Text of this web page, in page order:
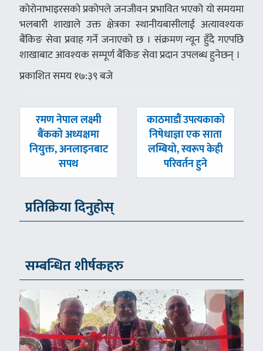
कोरोनाभाइरसको प्रकोपले जनजीवन प्रभावित भएको यो समयमा
भलबारी शाखाले उक्त क्षेत्रका स्थानीयबासीलाई अत्यावश्यक
बैंकिङ सेवा प्रवाह गर्ने जनाएको छ । संक्रमण न्यून हुँदै गएपछि
शाखाबाट आवश्यक सम्पूर्ण बैंकिङ सेवा प्रदान उपलब्ध हुनेछन् ।
प्रकाशित समय १७:३९ बजे
पछिल्लाे
-
रमण नेपाल लक्ष्मी
बैंकको अध्यक्षमा
नियुक्त, अनलाइनबाट
सपथ
अघिल्लाे
-
काठमाडौं उपत्यकाको
निषेधाज्ञा एक साता
लम्बियो, स्वरूप केही
परिवर्तन हुने
प्रतिक्रिया दिनुहोस्
सम्बन्धित शीर्षकहरु